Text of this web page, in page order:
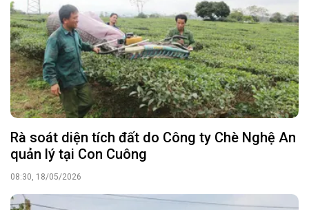
Rà soát diện tích đất do Công ty Chè Nghệ An
quản lý tại Con Cuông
08:30, 18/05/2026